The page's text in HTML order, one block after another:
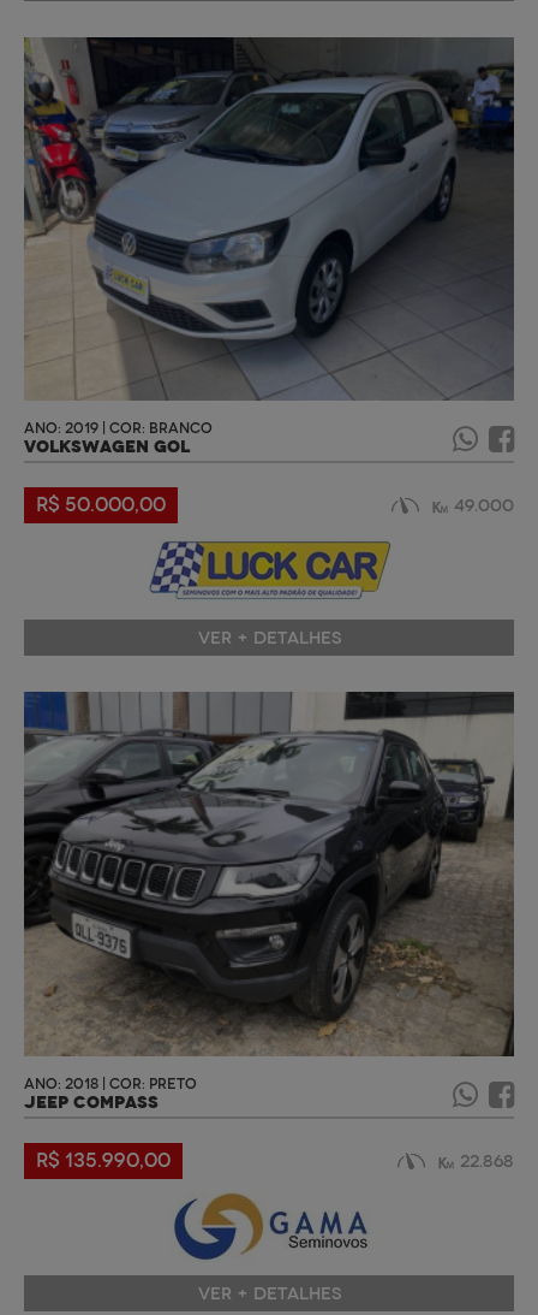
ANO: 2019 | COR: BRANCO
VOLKSWAGEN GOL
R$ 50.000,00 49.000
VER + DETALHES
ANO: 2018 | COR: PRETO
JEEP COMPASS
R$ 135.990,00 22.868
VER + DETALHES